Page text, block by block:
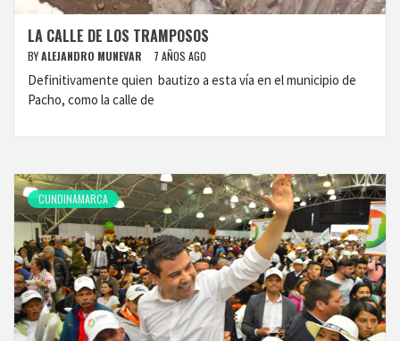
LA CALLE DE LOS TRAMPOSOS
BYALEJANDRO MUNEVAR 7 AÑOS AGO
Definitivamente quien bautizo a esta vía en el municipio de
Pacho, como la calle de
CUNDINAMARCA